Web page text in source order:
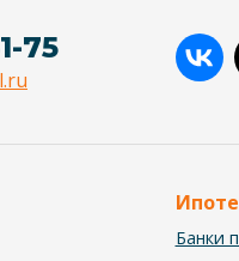
75
Банки